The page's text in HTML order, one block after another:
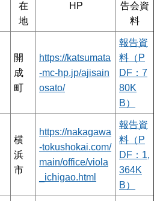
在
地
HP
告会資
料
開
成
町
https://katsumata
-mc-hp.jp/ajisain
osato/
報告資
料（P
DF：7
80K
B）
横
浜
市
https://nakagawa
-tokushokai.com/
main/office/viola
_ichigao.html
報告資
料（P
DF：1,
364K
B）